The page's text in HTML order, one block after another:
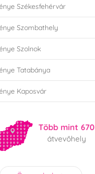
Székesfehérvár
Szombathely
Szolnok
Tatabánya
Kaposvár
Több mint 670
átvevőhely